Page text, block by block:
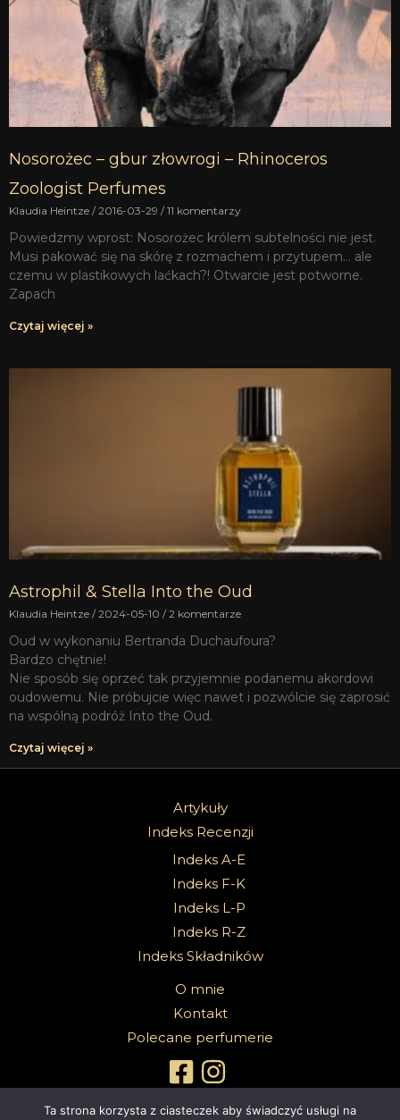
Nosorożec – gbur złowrogi – Rhinoceros
Zoologist Perfumes
Klaudia Heintze 2016-03-29 11 komentarzy
Powiedzmy wprost: Nosorożec królem subtelności nie jest.
Musi pakować się na skórę z rozmachem i przytupem… ale
czemu w plastikowych laćkach?! Otwarcie jest potworne.
Zapach
Czytaj więcej »
Astrophil & Stella Into the Oud
Klaudia Heintze 2024-05-10 2 komentarze
Oud w wykonaniu Bertranda Duchaufoura?
Bardzo chętnie!
Nie sposób się oprzeć tak przyjemnie podanemu akordowi
oudowemu. Nie próbujcie więc nawet i pozwólcie się zaprosić
na wspólną podróż Into the Oud.
Czytaj więcej »
Artykuły
Indeks Recenzji
Indeks A-E
Indeks F-K
Indeks L-P
Indeks R-Z
Indeks Składników
O mnie
Kontakt
Polecane perfumerie
Ta strona korzysta z ciasteczek aby świadczyć usługi na